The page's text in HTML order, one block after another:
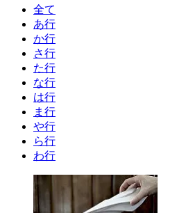
全て
あ行
か行
さ行
た行
な行
は行
ま行
や行
ら行
わ行